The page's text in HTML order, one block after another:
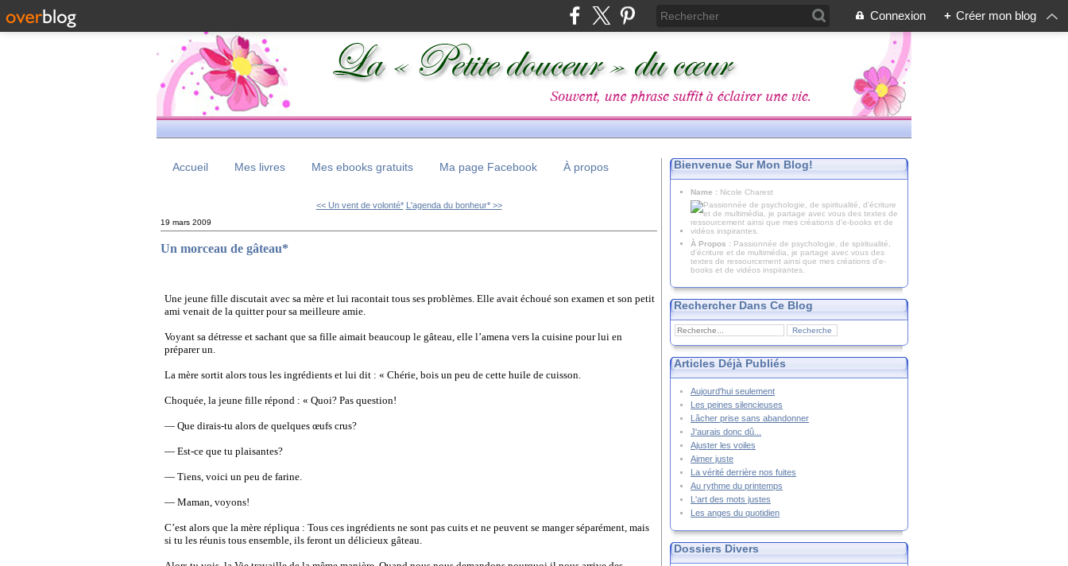
Connexion + Créer mon blog
Accueil Mes livres Mes ebooks gratuits Ma page Facebook À propos
<< Un vent de volonté* L'agenda du bonheur* >>
19 mars 2009
Un morceau de gâteau*
Une jeune fille discutait avec sa mère et lui racontait tous ses problèmes. Elle avait échoué son examen et son petit
ami venait de la quitter pour sa meilleure amie.
Voyant sa détresse et sachant que sa fille aimait beaucoup le gâteau, elle l’amena vers la cuisine pour lui en
préparer un.
La mère sortit alors tous les ingrédients et lui dit : « Chérie, bois un peu de cette huile de cuisson.
Choquée, la jeune fille répond : « Quoi? Pas question!
— Que dirais-tu alors de quelques œufs crus?
— Est-ce que tu plaisantes?
— Tiens, voici un peu de farine.
— Maman, voyons!
C’est alors que la mère répliqua : Tous ces ingrédients ne sont pas cuits et ne peuvent se manger séparément, mais
si tu les réunis tous ensemble, ils feront un délicieux gâteau.
Bienvenue Sur Mon Blog!
Name : Nicole Charest
À Propos : Passionnée de psychologie, de spiritualité,
d'écriture et de multimédia, je partage avec vous des
textes de ressourcement ainsi que mes créations d'e-
books et de vidéos inspirantes.
Rechercher Dans Ce Blog
Articles Déjà Publiés
Aujourd'hui seulement
Les peines silencieuses
Lâcher prise sans abandonner
J'aurais donc dû...
Ajuster les voiles
Aimer juste
La vérité derrière nos fuites
Au rythme du printemps
L'art des mots justes
Les anges du quotidien
Dossiers Divers